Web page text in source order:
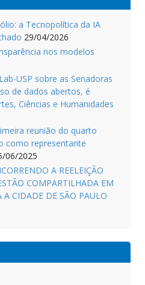
a Tecnopolítica da IA
29/04/2026
nos modelos
USP sobre as Senadoras
de dados abertos, é
Ciências e Humanidades
reunião do quarto
como representante
06/2025
A REELEIÇÃO
COMPARTILHADA EM
A CIDADE DE SÃO PAULO